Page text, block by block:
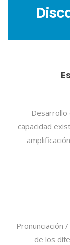
Desarrollo
capacidad
Pronunciación
de los